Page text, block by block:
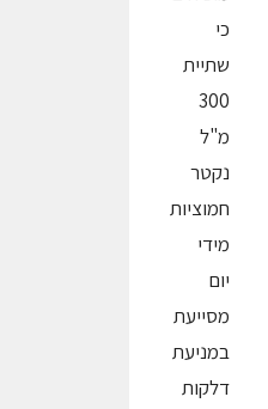
כי
שתיית
300
מ"ל
נקטר
חמוציות
מידי
יום
מסייעת
במניעת
דלקות